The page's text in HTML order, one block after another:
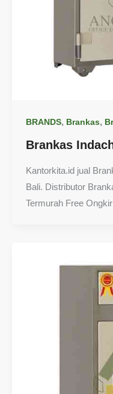
BRANDS, Brankas,
Brankas
Kantorkita.id jual
Bali. Distributor
Termurah Free Ongkir